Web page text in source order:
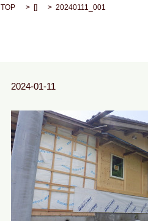
TOP [] 20240111_001
2024-01-11